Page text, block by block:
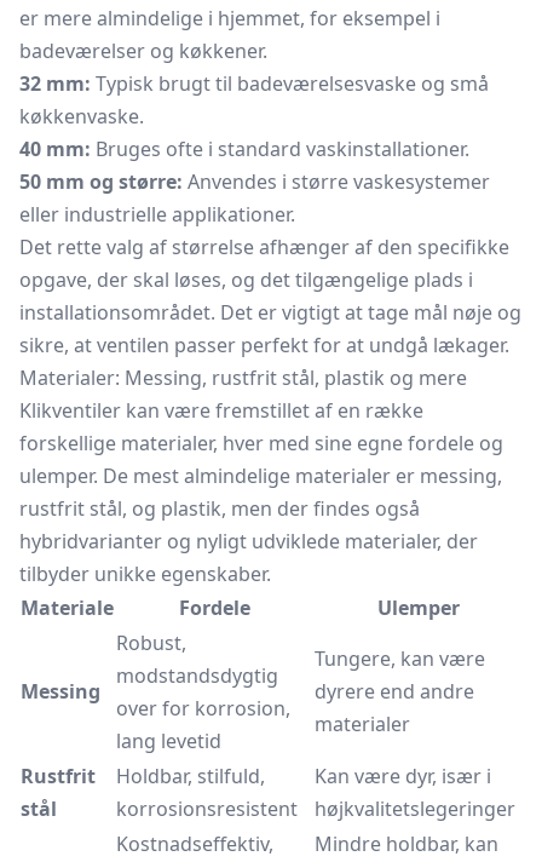
er mere almindelige i hjemmet, for eksempel i
badeværelser og køkkener.
32 mm: Typisk brugt til badeværelsesvaske og små
køkkenvaske.
40 mm: Bruges ofte i standard vaskinstallationer.
50 mm og større: Anvendes i større vaskesystemer
eller industrielle applikationer.
Det rette valg af størrelse afhænger af den specifikke
opgave, der skal løses, og det tilgængelige plads i
installationsområdet. Det er vigtigt at tage mål nøje og
sikre, at ventilen passer perfekt for at undgå lækager.
Materialer: Messing, rustfrit stål, plastik og mere
Klikventiler kan være fremstillet af en række
forskellige materialer, hver med sine egne fordele og
ulemper. De mest almindelige materialer er messing,
rustfrit stål, og plastik, men der findes også
hybridvarianter og nyligt udviklede materialer, der
tilbyder unikke egenskaber.
Materiale
Fordele Ulemper
Messing
Robust,
modstandsdygtig
over for korrosion,
lang levetid
Tungere, kan være
dyrere end andre
materialer
Rustfrit
stål
Holdbar, stilfuld,
korrosionsresistent
Kan være dyr, især i
højkvalitetslegeringer
Kostnadseffektiv,
Mindre holdbar, kan